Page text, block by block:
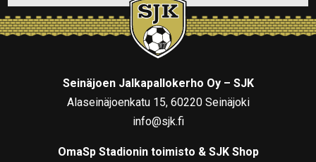
Seinäjoen Jalkapallokerho Oy – SJK
Alaseinäjoenkatu 15, 60220 Seinäjoki
info@sjk.fi
OmaSp Stadionin toimisto & SJK Shop